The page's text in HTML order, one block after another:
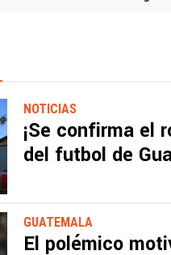
NOTICIAS
¡Se confirma el
del futbol de
GUATEMALA
El polémico